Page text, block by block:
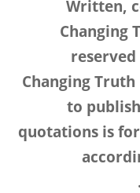
Written,
Changing
Changing
to publish
quotations is